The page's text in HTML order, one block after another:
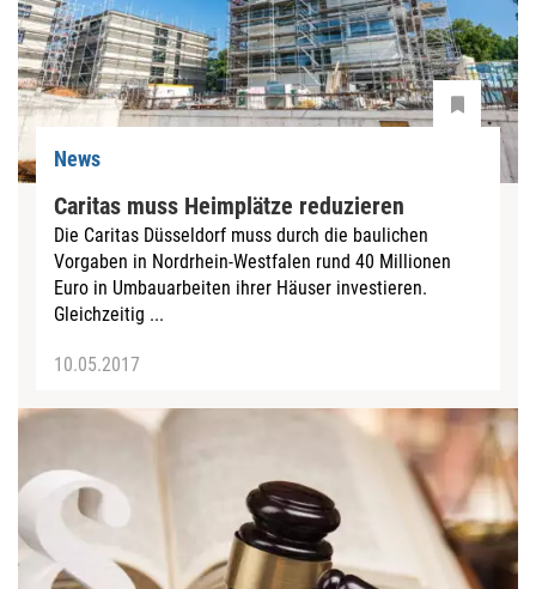
News
Caritas muss Heimplätze reduzieren
Die Caritas Düsseldorf muss durch die baulichen
Vorgaben in Nordrhein-Westfalen rund 40 Millionen
Euro in Umbauarbeiten ihrer Häuser investieren.
Gleichzeitig ...
10.05.2017